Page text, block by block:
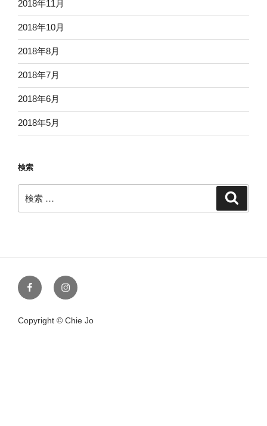
2018年11月
2018年10月
2018年8月
2018年7月
2018年6月
2018年5月
検索
索:
FacebookInstagram
Copyright © Chie Jo